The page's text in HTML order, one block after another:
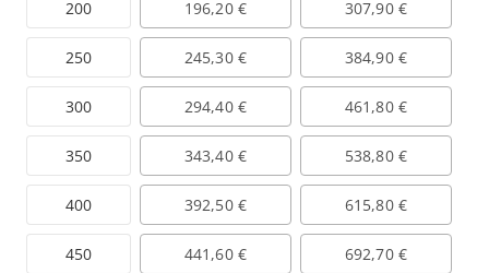
200
250
300
350
400
450
196,20 € 307,90 €
245,30 € 384,90 €
294,40 € 461,80 €
343,40 € 538,80 €
392,50 € 615,80 €
441,60 € 692,70 €